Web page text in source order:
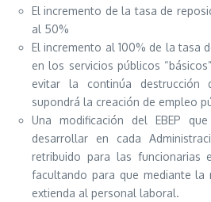
El incremento de la tasa de
al 50%
El incremento al 100% de la tasa
en los servicios públicos
evitar la continúa destrucción
supondrá la creación de empleo
Una modificación del EBEP
desarrollar en cada
retribuido para las funcionarias
facultando para que mediante la
extienda al personal laboral.